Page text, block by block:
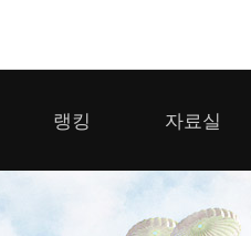
우마무스메 프리티 더비
랭킹
클랜 생존 리더보드
자료실
다운로드